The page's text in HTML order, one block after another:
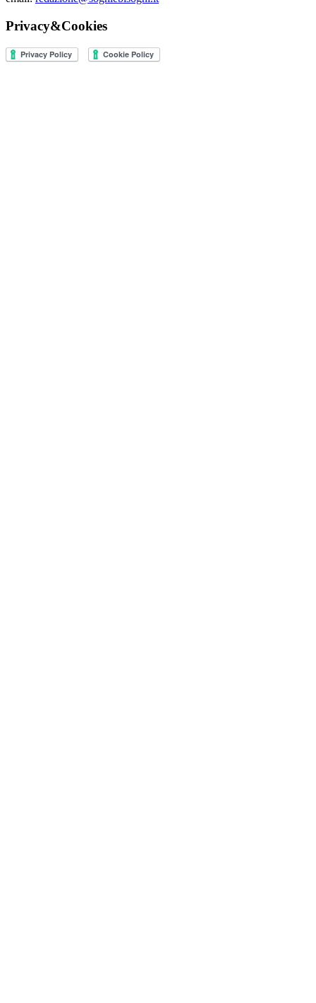
Privacy&Cookies